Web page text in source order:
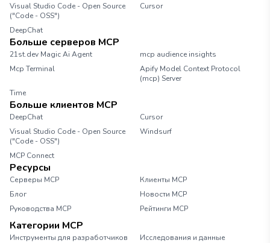
Visual Studio Code - Open Source
("Code - OSS")
Cursor
DeepChat
Больше серверов MCP
21st.dev Magic Ai Agent
mcp audience insights
Mcp Terminal
Apify Model Context Protocol
(mcp) Server
Time
Больше клиентов MCP
DeepChat
Cursor
Visual Studio Code - Open Source
("Code - OSS")
Windsurf
MCP Connect
Ресурсы
Серверы MCP
Клиенты MCP
Блог
Новости MCP
Руководства MCP
Рейтинги MCP
Категории MCP
Инструменты для разработчиков
Исследования и данные